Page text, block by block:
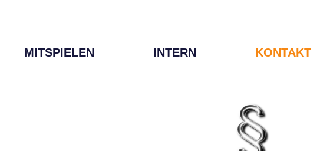
MITSPIELEN INTERN KONTAKT